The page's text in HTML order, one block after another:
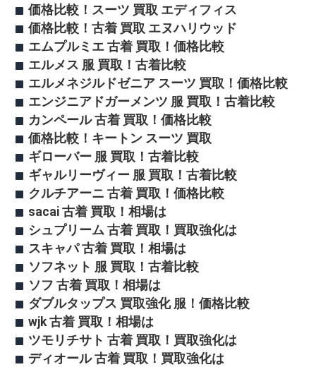
価格比較！スーツ 買取 エディフィス
価格比較！古着 買取 エヌハリウッド
エムプルミエ 古着 買取！価格比較
エルメス 服 買取！古着比較
エルメネジルドゼニア スーツ 買取！価格比較
エンジニアドガーメンツ 服 買取！古着比較
カンペール 古着 買取！価格比較
価格比較！キートン スーツ 買取
ギローバー 服 買取！古着比較
ギャルリーヴィー 服 買取！古着比較
クルチアーニ 古着 買取！価格比較
sacai 古着 買取！相場は
シュプリーム 古着 買取！買取強化は
スキャパ 古着 買取！相場は
ソフネット 服 買取！古着比較
ソフ 古着 買取！相場は
ダブルタップス 買取強化 服！価格比較
wjk 古着 買取！相場は
ツモリチサト 古着 買取！買取強化は
ディオール 古着 買取！買取強化は